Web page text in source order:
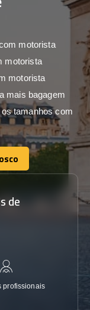
motorista
motorista
motorista
mais bagagem
tamanhos com
de
profissionais